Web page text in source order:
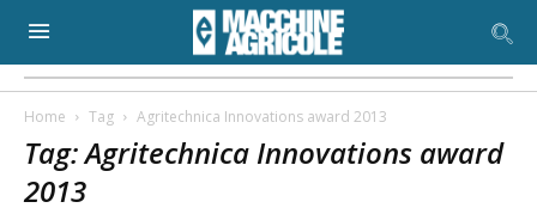
Home Tag Agritechnica Innovations award 2013
Tag: Agritechnica Innovations award
2013